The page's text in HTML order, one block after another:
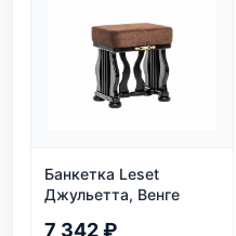
Банкетка Leset
Джульетта, Венге
7 342 ₽